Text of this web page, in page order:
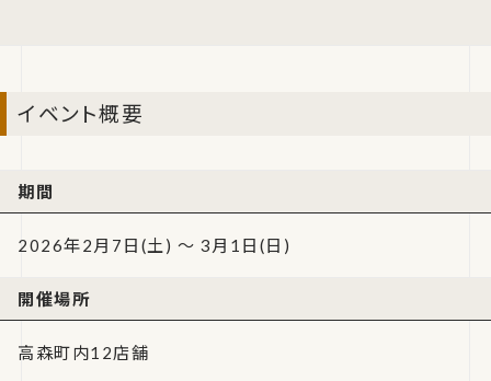
イベント概要
期間
2026年2月7日(土) ～ 3月1日(日)
開催場所
高森町内12店舗